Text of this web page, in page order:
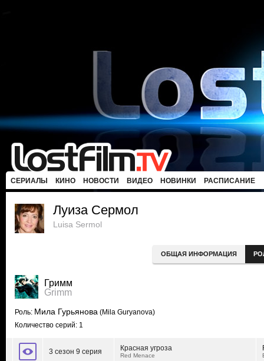
СЕРИАЛЫ КИНО НОВОСТИ ВИДЕО НОВИНКИ РАСПИСАНИЕ
Луиза Сермол
Luisa Sermol
ОБЩАЯ ИНФОРМАЦИЯ
Гримм
Grimm
Роль: Мила Гурьянова (Mila Guryanova)
Количество серий: 1
3 сезон 9 серия Красная угроза
Red Menace